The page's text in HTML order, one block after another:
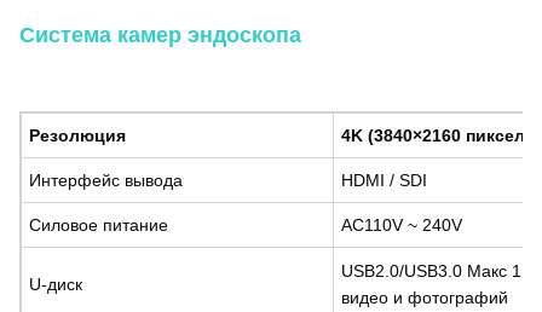
Система камер эндоскопа
Резолюция 4K (3840×2160
Интерфейс вывода HDMI / SDI
Силовое питание AC110V ~ 240V
U-диск
USB2.0/USB3.0 Макс 1
видео и фотографий